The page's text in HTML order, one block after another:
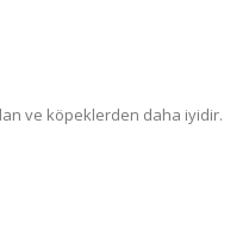
ve köpeklerden daha iyidir.